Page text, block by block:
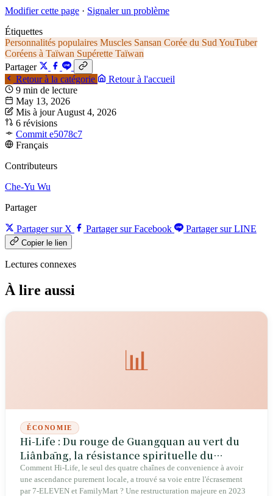
Modifier cette page · Signaler un problème
Étiquettes
Personnalités populaires Muscles Sansan Corée du Sud YouTuber
Coréens à Taïwan Supérette Taïwan
Partager
Retour à la catégorie
Retour à l'accueil
9 min de lecture
May 13, 2026
Mis à jour August 4, 2026
6 révisions
Commit e5078c7
Français
Contributeurs
Che-Yu Wu
Partager
Partager sur X Partager sur Facebook Partager sur LINE
Copier le lien
Lectures connexes
À lire aussi
📊
ÉCONOMIE
Hi-Life : Du rouge de Guangquan au vert du
Liânbāng, la résistance spirituelle du
'troisième supermarché' de Taïwan
Comment Hi-Life, le seul des quatre chaînes de convenience à avoir
une ascendance purement locale, a trouvé sa voie entre l'écrasement
par 7-ELEVEN et FamilyMart ? Une restructuration majeure en 2023